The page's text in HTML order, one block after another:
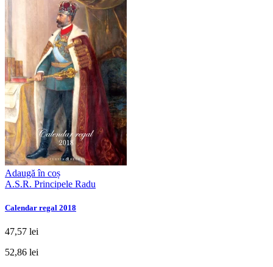
Adaugă în coș
A.S.R. Principele Radu
Calendar regal 2018
47,57 lei
52,86 lei